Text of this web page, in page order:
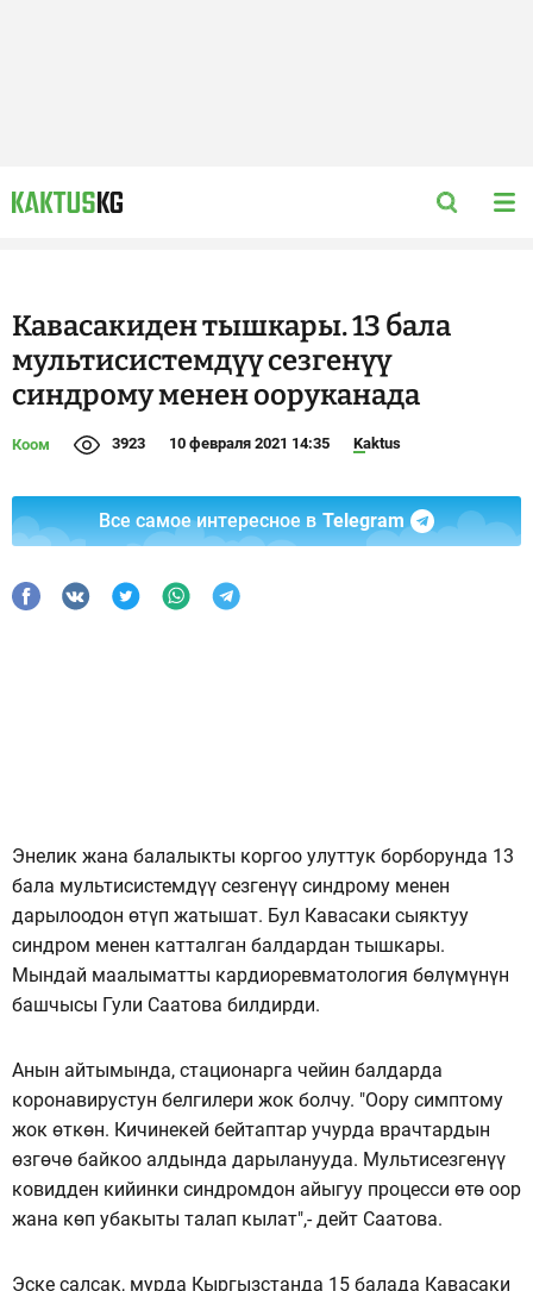
Кавасакиден тышкары. 13 бала
мультисистемдүү сезгенүү
синдрому менен ооруканада
Коом 3923 10 февраля 2021 14:35 Kaktus
Все самое интересное в Telegram
Энелик жана балалыкты коргоо улуттук борборунда 13
бала мультисистемдүү сезгенүү синдрому менен
дарылоодон өтүп жатышат. Бул Кавасаки сыяктуу
синдром менен катталган балдардан тышкары.
Мындай маалыматты кардиоревматология бөлүмүнүн
башчысы Гули Саатова билдирди.
Анын айтымында, стационарга чейин балдарда
коронавирустун белгилери жок болчу. "Оору симптому
жок өткөн. Кичинекей бейтаптар учурда врачтардын
өзгөчө байкоо алдында дарыланууда. Мультисезгенүү
ковидден кийинки синдромдон айыгуу процесси өтө оор
жана көп убакыты талап кылат",- дейт Саатова.
Эске салсак, мурда Кыргызстанда 15 балада Кавасаки